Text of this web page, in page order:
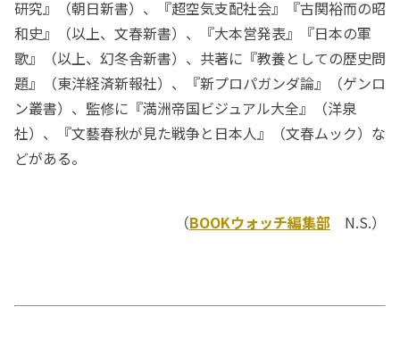
研究』（朝日新書）、『超空気支配社会』『古関裕而の昭
和史』（以上、文春新書）、『大本営発表』『日本の軍
歌』（以上、幻冬舎新書）、共著に『教養としての歴史問
題』（東洋経済新報社）、『新プロパガンダ論』（ゲンロ
ン叢書）、監修に『満洲帝国ビジュアル大全』（洋泉
社）、『文藝春秋が見た戦争と日本人』（文春ムック）な
どがある。
（BOOKウォッチ編集部 N.S.）